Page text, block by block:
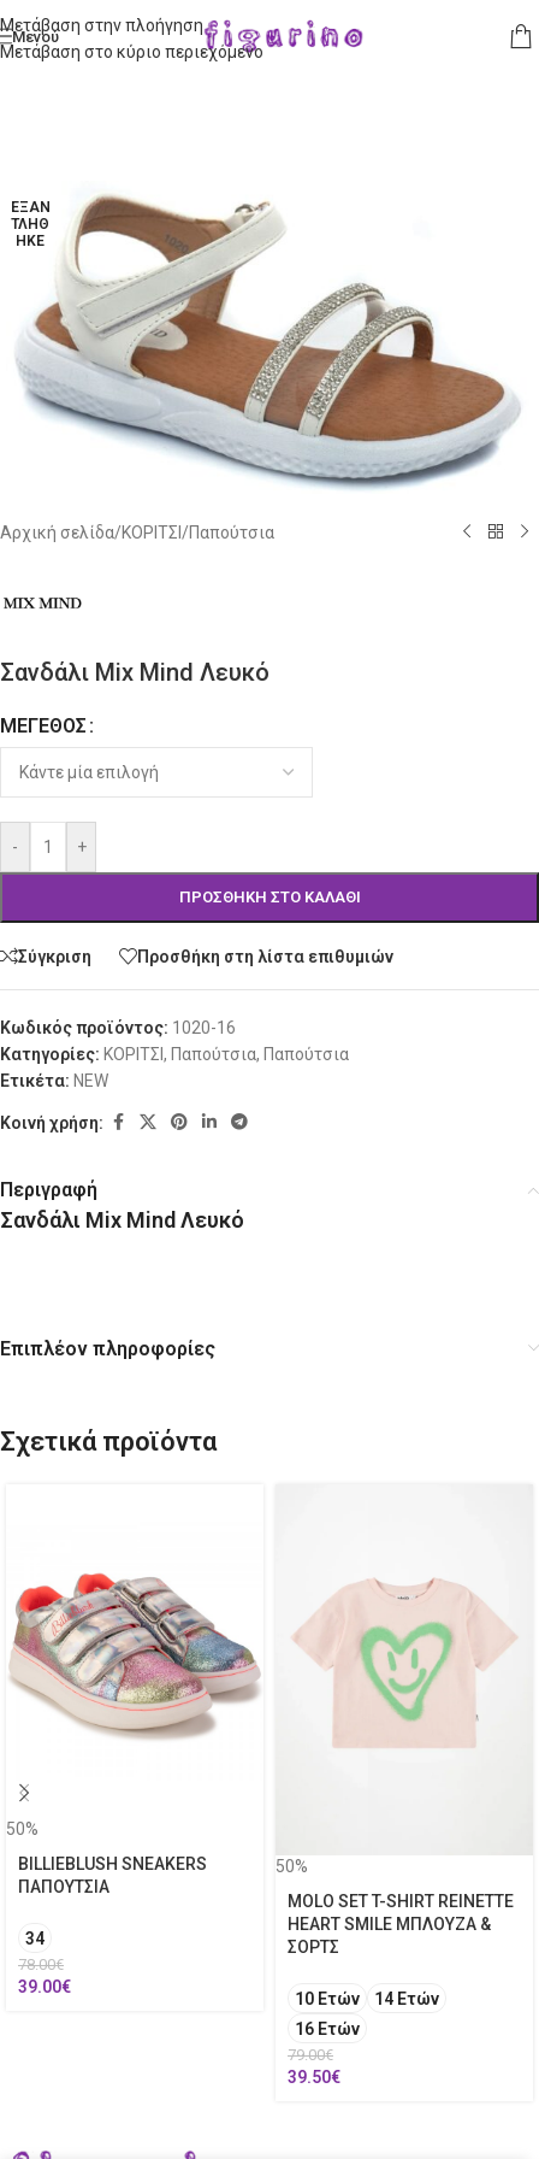
Μετάβαση στην πλοήγηση
Μετάβαση στο κύριο περιεχόμενο
Μενού
ΕΞΑΝ
ΤΛΉΘ
ΗΚΕ
Αρχική σελίδα/ΚΟΡΙΤΣΙ /Παπούτσια
Σανδάλι Mix Mind Λευκό
ΜΈΓΕΘΟΣ
- +
ΠΡΟΣΘΉΚΗ ΣΤΟ ΚΑΛΆΘΙ
Alternative:
Σύγκριση Προσθήκη στη λίστα επιθυμιών
Κωδικός προϊόντος: 1020-16
Κατηγορίες: ΚΟΡΙΤΣΙ , Παπούτσια, Παπούτσια
Ετικέτα: NEW
Κοινή χρήση:
Περιγραφή
Σανδάλι Mix Mind Λευκό
Επιπλέον πληροφορίες
Σχετικά προϊόντα
50%
BILLIEBLUSH SNEAKERS
ΠΑΠΟΥΤΣΙΑ
34
78.00€
39.00€
50%
MOLO SET T-SHIRT REINETTE
HEART SMILE ΜΠΛΟΥΖΑ &
ΣΟΡΤΣ
10 Ετών
14 Ετών
16 Ετών
79.00€
39.50€